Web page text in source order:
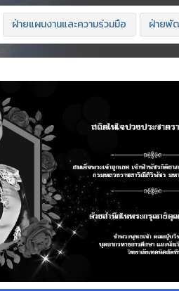
ฝ่ายแผนงานและความร่วมมือ ฝ่ายพั